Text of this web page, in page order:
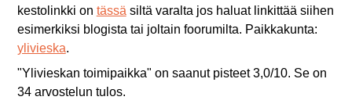
kestolinkki on tässä siltä varalta jos haluat linkittää siihen
esimerkiksi blogista tai joltain foorumilta. Paikkakunta:
ylivieska.
"Ylivieskan toimipaikka" on saanut pisteet3,0/10. Se on
34arvostelun tulos.